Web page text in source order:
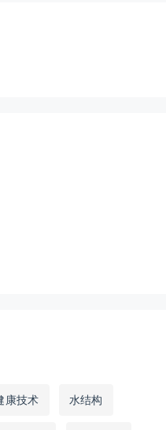
康技术 水结构